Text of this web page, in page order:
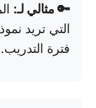
🔑 مثالي لـ:
التي تريد
فترة التدريب.